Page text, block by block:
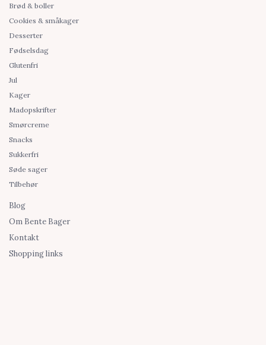
Brød & boller
Cookies & småkager
Desserter
Fødselsdag
Glutenfri
Jul
Kager
Madopskrifter
Smørcreme
Snacks
Sukkerfri
Søde sager
Tilbehør
Blog
Om Bente Bager
Kontakt
Shopping links